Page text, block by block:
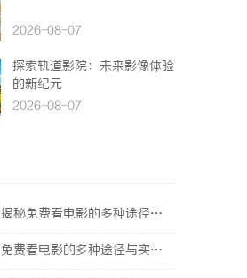
2026-08-07
探索轨道影院：未来影像体验
的新纪元
2026-08-07
揭秘免费看电影的多种途径及注意事项详解
免费看电影的多种途径与实用攻略详解